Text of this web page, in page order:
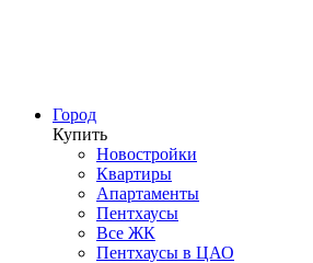
Город
Купить
Новостройки
Квартиры
Апартаменты
Пентхаусы
Все ЖК
Пентхаусы в ЦАО